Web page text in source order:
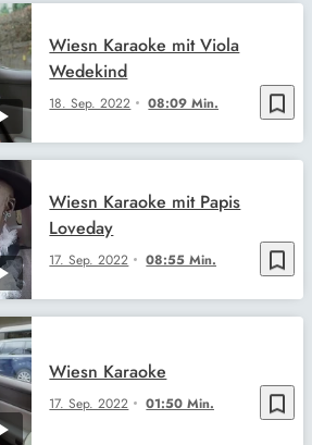
bookmark_border
18. Sep. 2022 08:09 Min.
Wiesn Karaoke mit Viola
Wedekind
bookmark_border
17. Sep. 2022 08:55 Min.
Wiesn Karaoke mit Papis
Loveday
bookmark_border
17. Sep. 2022 01:50 Min.
Wiesn Karaoke